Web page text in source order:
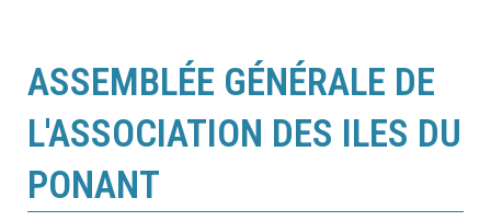
ASSEMBLÉE GÉNÉRALE DE
L'ASSOCIATION DES ILES DU
PONANT